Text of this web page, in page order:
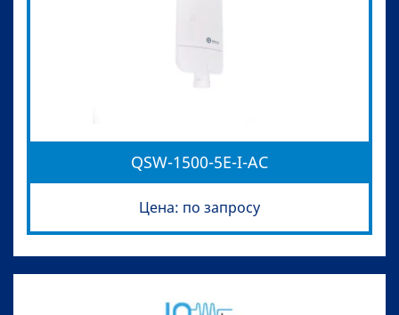
QSW-1500-5E-I-AC
Цена: по запросу